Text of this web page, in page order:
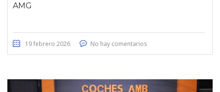
AMG
19 febrero 2026 No hay comentarios